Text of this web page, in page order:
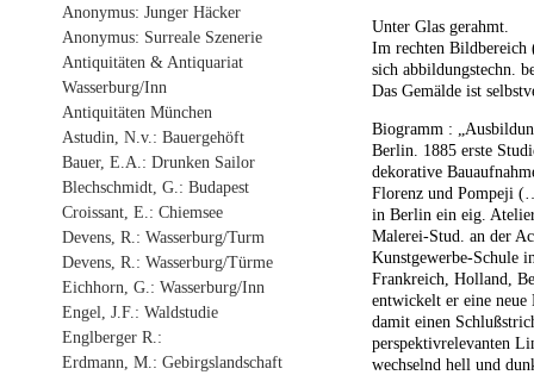
Anonymus: Junger Häcker
Anonymus: Surreale Szenerie
Antiquitäten & Antiquariat
Wasserburg/Inn
Antiquitäten München
Astudin, N.v.: Bauergehöft
Bauer, E.A.: Drunken Sailor
Blechschmidt, G.: Budapest
Croissant, E.: Chiemsee
Devens, R.: Wasserburg/Turm
Devens, R.: Wasserburg/Türme
Eichhorn, G.: Wasserburg/Inn
Engel, J.F.: Waldstudie
Englberger R.:
Erdmann, M.: Gebirgslandschaft
Unter Glas gerahmt.
Im rechten Bildbereich
sich abbildungstechn.
Das Gemälde ist
Biogramm :
Berlin. 1885 erste
dekorative
Florenz und Pompeji
in Berlin ein eig.
Malerei-Stud. an der
Kunstgewerbe-Schule
Frankreich, Holland,
entwickelt er eine
damit einen
perspektivrelevanten
wechselnd hell und